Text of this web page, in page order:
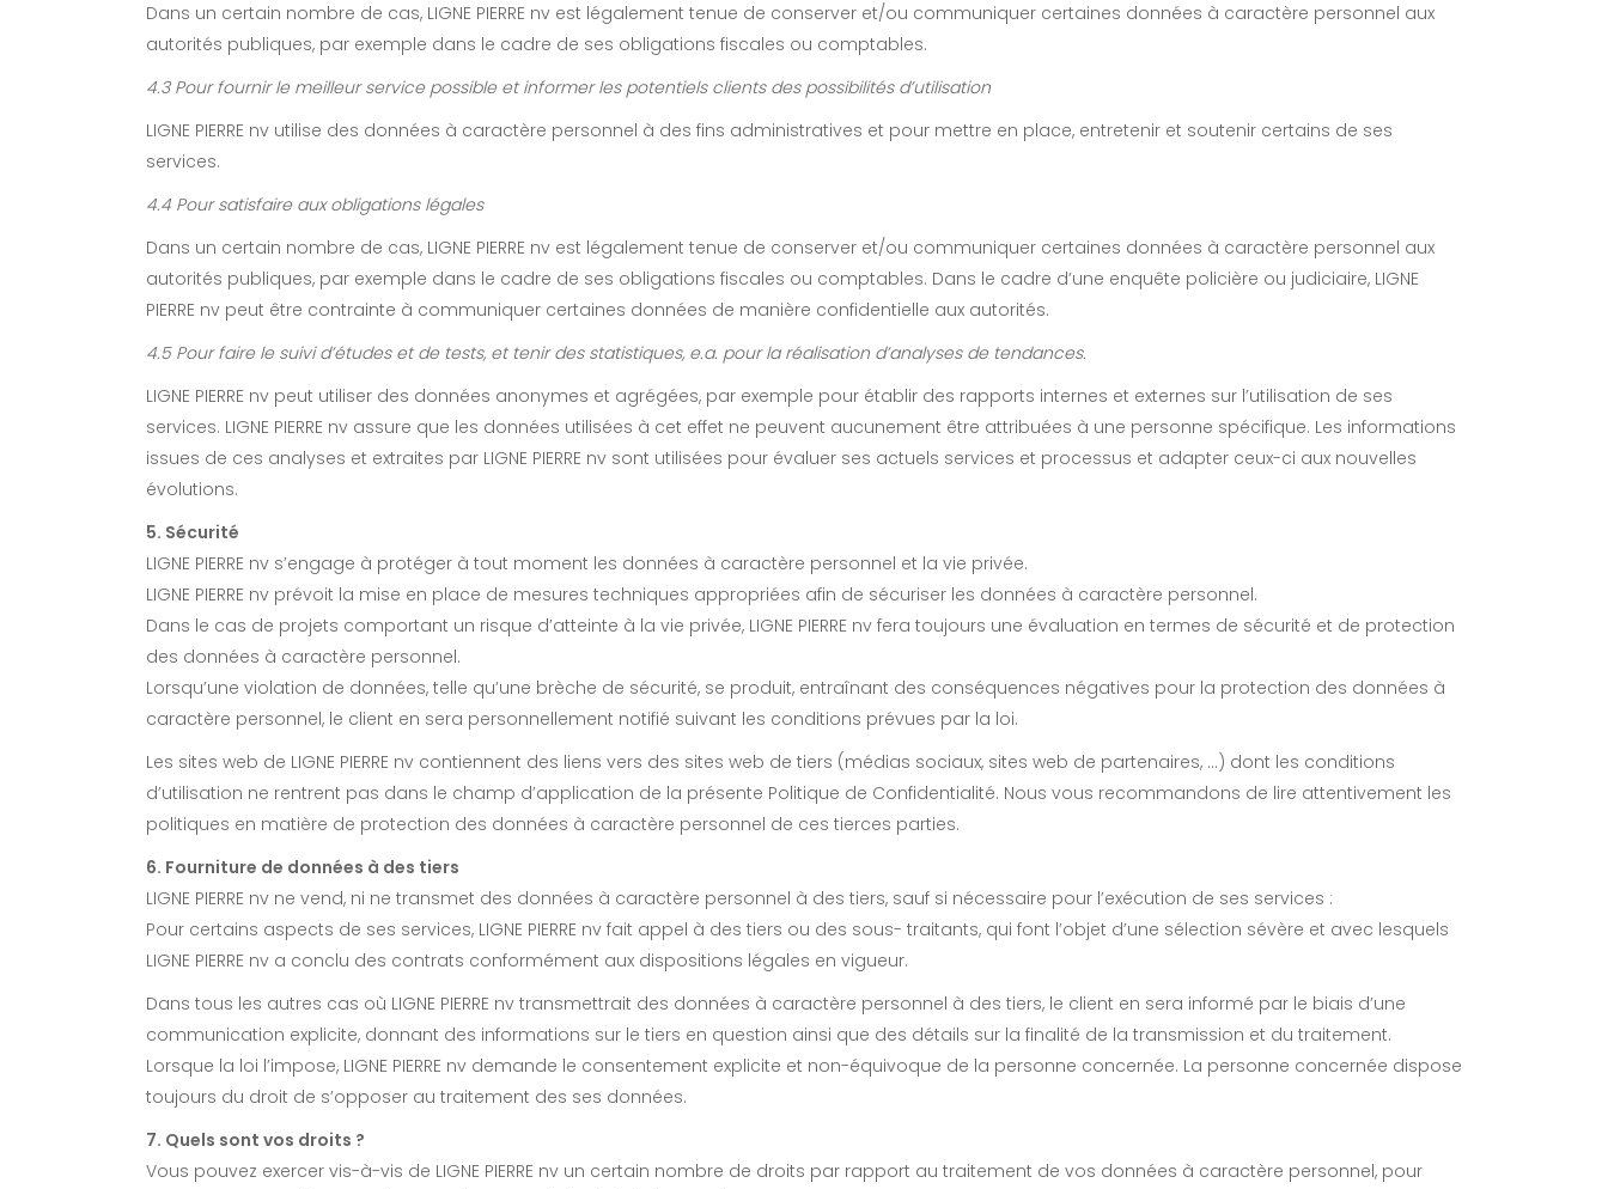
Dans un certain nombre de cas, LIGNE PIERRE nv est légalement tenue de conserver et/ou communiquer certaines données à caractère personnel aux
autorités publiques, par exemple dans le cadre de ses obligations fiscales ou comptables.
4.3 Pour fournir le meilleur service possible et informer les potentiels clients des possibilités d’utilisation
LIGNE PIERRE nv utilise des données à caractère personnel à des fins administratives et pour mettre en place, entretenir et soutenir certains de ses
services.
4.4 Pour satisfaire aux obligations légales
Dans un certain nombre de cas, LIGNE PIERRE nv est légalement tenue de conserver et/ou communiquer certaines données à caractère personnel aux
autorités publiques, par exemple dans le cadre de ses obligations fiscales ou comptables. Dans le cadre d’une enquête policière ou judiciaire, LIGNE
PIERRE nv peut être contrainte à communiquer certaines données de manière confidentielle aux autorités.
4.5 Pour faire le suivi d’études et de tests, et tenir des statistiques, e.a. pour la réalisation d’analyses de tendances.
LIGNE PIERRE nv peut utiliser des données anonymes et agrégées, par exemple pour établir des rapports internes et externes sur l’utilisation de ses
services. LIGNE PIERRE nv assure que les données utilisées à cet effet ne peuvent aucunement être attribuées à une personne spécifique. Les informations
issues de ces analyses et extraites par LIGNE PIERRE nv sont utilisées pour évaluer ses actuels services et processus et adapter ceux-ci aux nouvelles
évolutions.
5. Sécurité
LIGNE PIERRE nv s’engage à protéger à tout moment les données à caractère personnel et la vie privée.
LIGNE PIERRE nv prévoit la mise en place de mesures techniques appropriées afin de sécuriser les données à caractère personnel.
Dans le cas de projets comportant un risque d’atteinte à la vie privée, LIGNE PIERRE nv fera toujours une évaluation en termes de sécurité et de protection
des données à caractère personnel.
Lorsqu’une violation de données, telle qu’une brèche de sécurité, se produit, entraînant des conséquences négatives pour la protection des données à
caractère personnel, le client en sera personnellement notifié suivant les conditions prévues par la loi.
Les sites web de LIGNE PIERRE nv contiennent des liens vers des sites web de tiers (médias sociaux, sites web de partenaires, …) dont les conditions
d’utilisation ne rentrent pas dans le champ d’application de la présente Politique de Confidentialité. Nous vous recommandons de lire attentivement les
politiques en matière de protection des données à caractère personnel de ces tierces parties.
6. Fourniture de données à des tiers
LIGNE PIERRE nv ne vend, ni ne transmet des données à caractère personnel à des tiers, sauf si nécessaire pour l’exécution de ses services :
Pour certains aspects de ses services, LIGNE PIERRE nv fait appel à des tiers ou des sous- traitants, qui font l’objet d’une sélection sévère et avec lesquels
LIGNE PIERRE nv a conclu des contrats conformément aux dispositions légales en vigueur.
Dans tous les autres cas où LIGNE PIERRE nv transmettrait des données à caractère personnel à des tiers, le client en sera informé par le biais d’une
communication explicite, donnant des informations sur le tiers en question ainsi que des détails sur la finalité de la transmission et du traitement.
Lorsque la loi l’impose, LIGNE PIERRE nv demande le consentement explicite et non-équivoque de la personne concernée. La personne concernée dispose
toujours du droit de s’opposer au traitement des ses données.
7. Quels sont vos droits ?
Vous pouvez exercer vis-à-vis de LIGNE PIERRE nv un certain nombre de droits par rapport au traitement de vos données à caractère personnel, pour